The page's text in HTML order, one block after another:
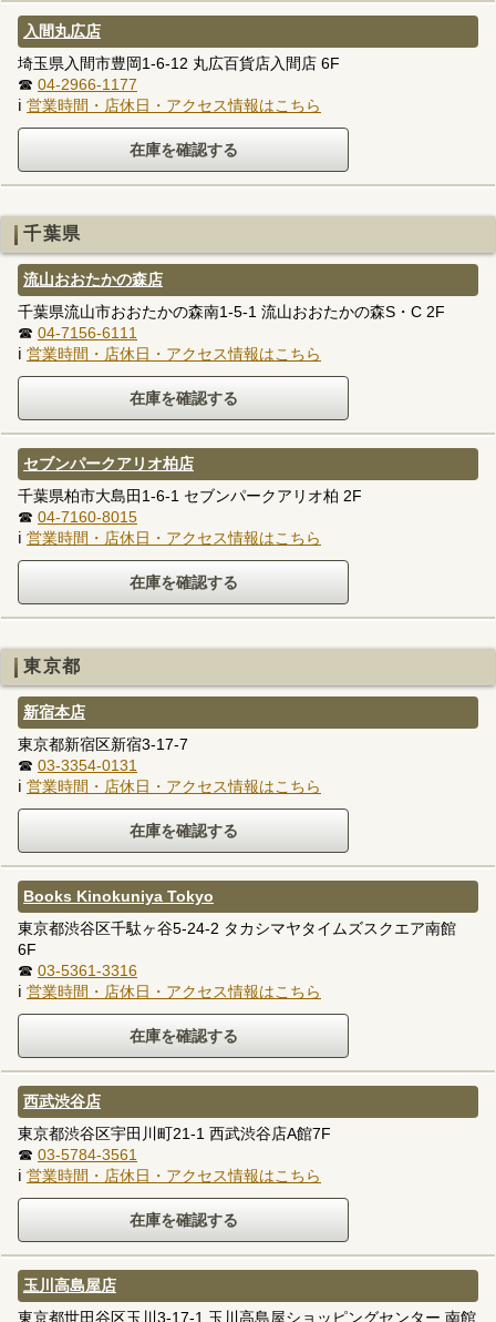
入間丸広店
埼玉県入間市豊岡1-6-12 丸広百貨店入間店 6F
☎ 04-2966-1177
ℹ 営業時間・店休日・アクセス情報はこちら
千葉県
流山おおたかの森店
千葉県流山市おおたかの森南1-5-1 流山おおたかの森S・C 2F
☎ 04-7156-6111
ℹ 営業時間・店休日・アクセス情報はこちら
セブンパークアリオ柏店
千葉県柏市大島田1-6-1 セブンパークアリオ柏 2F
☎ 04-7160-8015
ℹ 営業時間・店休日・アクセス情報はこちら
東京都
新宿本店
東京都新宿区新宿3-17-7
☎ 03-3354-0131
ℹ 営業時間・店休日・アクセス情報はこちら
Books Kinokuniya Tokyo
東京都渋谷区千駄ヶ谷5-24-2 タカシマヤタイムズスクエア南館
6F
☎ 03-5361-3316
ℹ 営業時間・店休日・アクセス情報はこちら
西武渋谷店
東京都渋谷区宇田川町21-1 西武渋谷店A館7F
☎ 03-5784-3561
ℹ 営業時間・店休日・アクセス情報はこちら
玉川高島屋店
東京都世田谷区玉川3-17-1 玉川高島屋ショッピングセンター 南館